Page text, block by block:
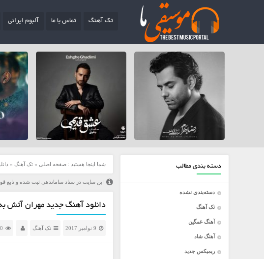
تک آهنگ تماس با ما آلبوم ایرانی
دسته بندی مطالب
دسته‌بندی نشده
تک آهنگ
آهنگ غمگین
آهنگ شاد
ریمیکس جدید
شما اینجا هستید : صفحه اصلی » تک آهنگ »
این سایت در ستاد ساماندهی ثبت شده و تابع
دانلود آهنگ جدید مهران آتش
9 نوامبر 2017 تک آهنگ